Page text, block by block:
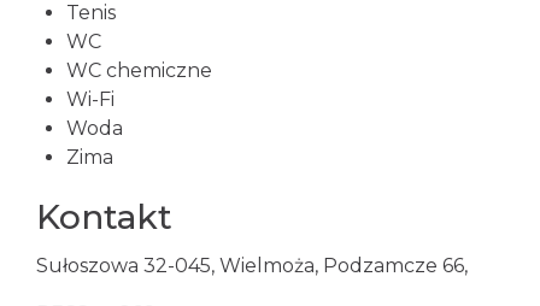
Tenis
WC
WC chemiczne
Wi-Fi
Woda
Zima
Kontakt
Sułoszowa 32-045, Wielmoża, Podzamcze 66,